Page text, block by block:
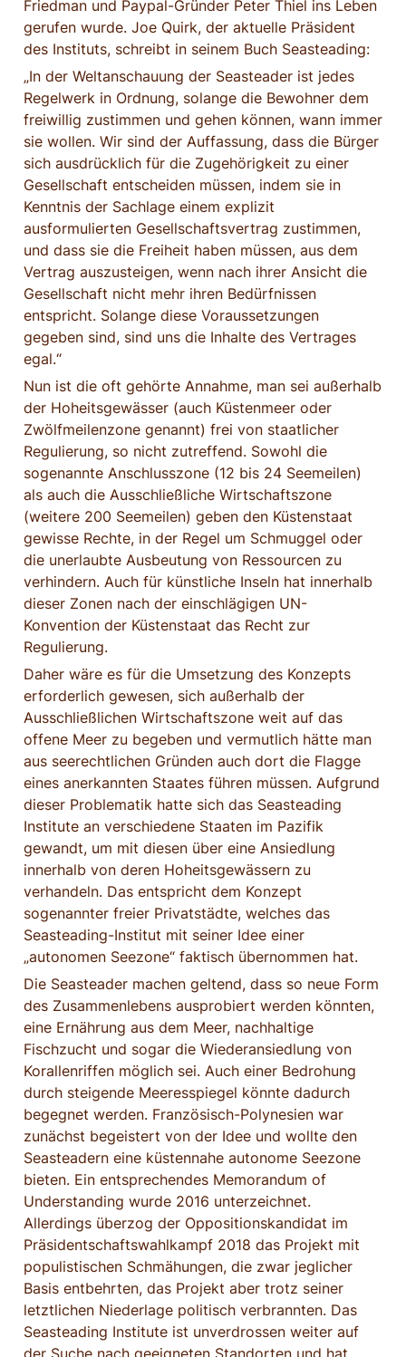
Friedman und Paypal-Gründer Peter Thiel ins Leben
gerufen wurde. Joe Quirk, der aktuelle Präsident
des Instituts, schreibt in seinem Buch Seasteading:
„In der Weltanschauung der Seasteader ist jedes
Regelwerk in Ordnung, solange die Bewohner dem
freiwillig zustimmen und gehen können, wann immer
sie wollen. Wir sind der Auffassung, dass die Bürger
sich ausdrücklich für die Zugehörigkeit zu einer
Gesellschaft entscheiden müssen, indem sie in
Kenntnis der Sachlage einem explizit
ausformulierten Gesellschaftsvertrag zustimmen,
und dass sie die Freiheit haben müssen, aus dem
Vertrag auszusteigen, wenn nach ihrer Ansicht die
Gesellschaft nicht mehr ihren Bedürfnissen
entspricht. Solange diese Voraussetzungen
gegeben sind, sind uns die Inhalte des Vertrages
egal.“
Nun ist die oft gehörte Annahme, man sei außerhalb
der Hoheitsgewässer (auch Küstenmeer oder
Zwölfmeilenzone genannt) frei von staatlicher
Regulierung, so nicht zutreffend. Sowohl die
sogenannte Anschlusszone (12 bis 24 Seemeilen)
als auch die Ausschließliche Wirtschaftszone
(weitere 200 Seemeilen) geben den Küstenstaat
gewisse Rechte, in der Regel um Schmuggel oder
die unerlaubte Ausbeutung von Ressourcen zu
verhindern. Auch für künstliche Inseln hat innerhalb
dieser Zonen nach der einschlägigen UN-
Konvention der Küstenstaat das Recht zur
Regulierung.
Daher wäre es für die Umsetzung des Konzepts
erforderlich gewesen, sich außerhalb der
Ausschließlichen Wirtschaftszone weit auf das
offene Meer zu begeben und vermutlich hätte man
aus seerechtlichen Gründen auch dort die Flagge
eines anerkannten Staates führen müssen. Aufgrund
dieser Problematik hatte sich das Seasteading
Institute an verschiedene Staaten im Pazifik
gewandt, um mit diesen über eine Ansiedlung
innerhalb von deren Hoheitsgewässern zu
verhandeln. Das entspricht dem Konzept
sogenannter freier Privatstädte, welches das
Seasteading-Institut mit seiner Idee einer
„autonomen Seezone“ faktisch übernommen hat.
Die Seasteader machen geltend, dass so neue Form
des Zusammenlebens ausprobiert werden könnten,
eine Ernährung aus dem Meer, nachhaltige
Fischzucht und sogar die Wiederansiedlung von
Korallenriffen möglich sei. Auch einer Bedrohung
durch steigende Meeresspiegel könnte dadurch
begegnet werden. Französisch-Polynesien war
zunächst begeistert von der Idee und wollte den
Seasteadern eine küstennahe autonome Seezone
bieten. Ein entsprechendes Memorandum of
Understanding wurde 2016 unterzeichnet.
Allerdings überzog der Oppositionskandidat im
Präsidentschaftswahlkampf 2018 das Projekt mit
populistischen Schmähungen, die zwar jeglicher
Basis entbehrten, das Projekt aber trotz seiner
letztlichen Niederlage politisch verbrannten. Das
Seasteading Institute ist unverdrossen weiter auf
der Suche nach geeigneten Standorten und hat